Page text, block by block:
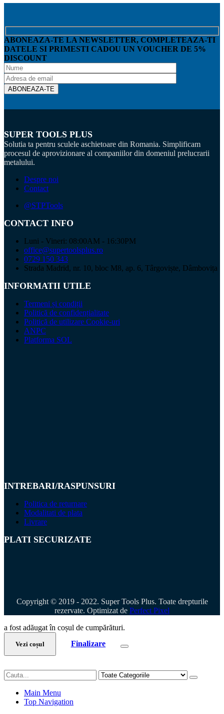
ABONEAZA-TE LA NEWSLETTER, COMPLETEAZA-TI
DATELE SI PRIMESTI CADOU UN VOUCHER DE 5%
DISCOUNT
SUPER TOOLS PLUS
Solutia ta pentru sculele aschietoare din Romania. Simplificam
procesul de aprovizionare al companiilor din domeniul prelucrarii
metalului.
Despre noi
Contact
@STPTools
CONTACT INFO
Luni - Vineri: 08:00AM - 16:30PM
office@supertoolsplus.ro
0729 150 343
Strada Madrid, nr. 10, bloc M8, ap. 6, Târgoviște, Dâmbovița
INFORMATII UTILE
Termeni și condiții
Politică de confidențialitate
Politică de utilizare Cookie-uri
ANPC
Platforma SOL
INTREBARI/RASPUNSURI
Politica de returnare
Modalitati de plata
Livrare
PLATI SECURIZATE
Copyright © 2019 - 2022. Super Tools Plus. Toate drepturile
rezervate. Optimizat de Perfect Pixel
a fost adăugat în coșul de cumpărături.
Vezi coșul Finalizare
Main Menu
Top Navigation